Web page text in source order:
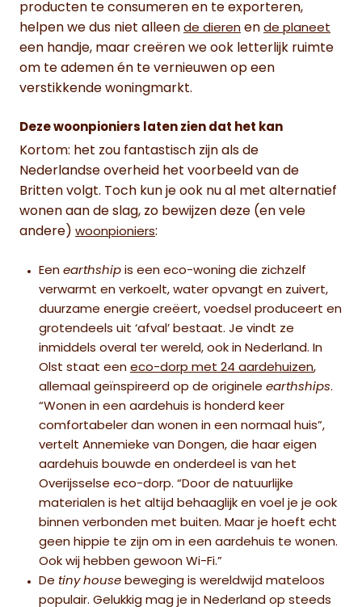
producten te consumeren en te exporteren,
helpen we dus niet alleen de dieren en de planeet
een handje, maar creëren we ook letterlijk ruimte
om te ademen én te vernieuwen op een
verstikkende woningmarkt.
Deze woonpioniers laten zien dat het kan
Kortom: het zou fantastisch zijn als de
Nederlandse overheid het voorbeeld van de
Britten volgt. Toch kun je ook nu al met alternatief
wonen aan de slag, zo bewijzen deze (en vele
andere) woonpioniers:
Een earthship is een eco-woning die zichzelf
verwarmt en verkoelt, water opvangt en zuivert,
duurzame energie creëert, voedsel produceert en
grotendeels uit ‘afval’ bestaat. Je vindt ze
inmiddels overal ter wereld, ook in Nederland. In
Olst staat een eco-dorp met 24 aardehuizen,
allemaal geïnspireerd op de originele earthships.
“Wonen in een aardehuis is honderd keer
comfortabeler dan wonen in een normaal huis”,
vertelt Annemieke van Dongen, die haar eigen
aardehuis bouwde en onderdeel is van het
Overijsselse eco-dorp. “Door de natuurlijke
materialen is het altijd behaaglijk en voel je je ook
binnen verbonden met buiten. Maar je hoeft echt
geen hippie te zijn om in een aardehuis te wonen.
Ook wij hebben gewoon Wi-Fi.”
De tiny house beweging is wereldwijd mateloos
populair. Gelukkig mag je in Nederland op steeds